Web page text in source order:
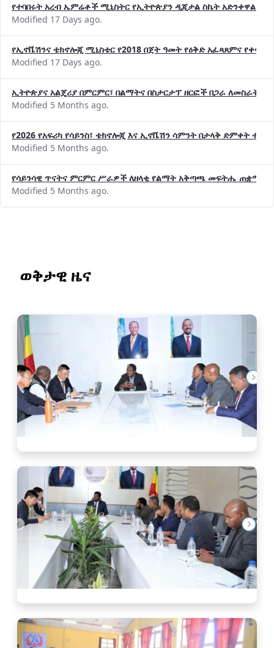
የተባበሩት አረብ ኤምሬቶች ሚኒስትር የኢትዮጵያን ዲጂታል ስኬት አድንቀዋል
Modified 17 Days ago.
የኢኖቬሽንና ቴክኖሎጂ ሚኒስቴር የ2018 በጀት ዓመት የዕቅድ አፈጻጸምና
Modified 17 Days ago.
ኢትዮጵያና አልጄሪያ በምርምር፣ በልማትና በስታርታፕ ዘርፎች በጋራ ለመስራት
Modified 5 Months ago.
የ2026 የአፍሪካ የሳይንስ፣ ቴክኖሎጂ እና ኢኖቬሽን ሳምንት በታላቅ ድምቀት
Modified 5 Months ago.
የሳይንሳዊ ጥናትና ምርምር ሥራዎች ለዘላቂ የልማት አቅጣጫ መፍትሔ ጠቋሚ
Modified 5 Months ago.
ወቅታዊ ዜና